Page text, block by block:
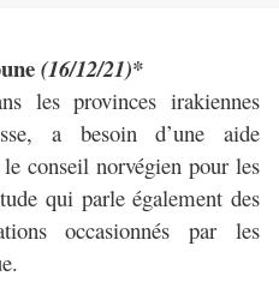
(16/12/21)*
les provinces irakiennes
a besoin d’une aide
conseil norvégien pour les
qui parle également des
occasionnés par les